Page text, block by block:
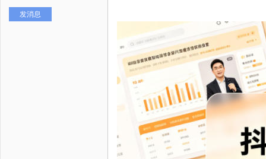
发消息